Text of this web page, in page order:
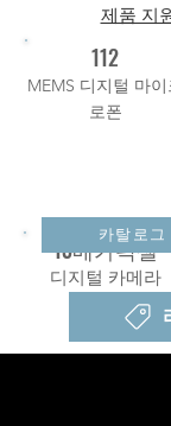
제품 지
112
MEMS 디지털 마이
로폰
13메가픽셀
디지털 카메라
카탈로그